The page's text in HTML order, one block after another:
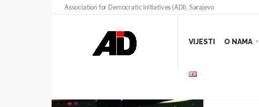
Association for Democratic Initiatives (ADI), Sarajevo
VIJESTI O NAMA
17 MARTA, 2020 / COMMENTS (0)